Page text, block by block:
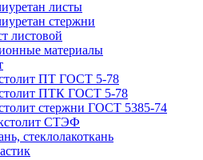
листы
стержни
листовой
материалы
ПТ ГОСТ 5-78
ПТК ГОСТ 5-78
стержни ГОСТ 5385-74
СТЭФ
стеклолакоткань